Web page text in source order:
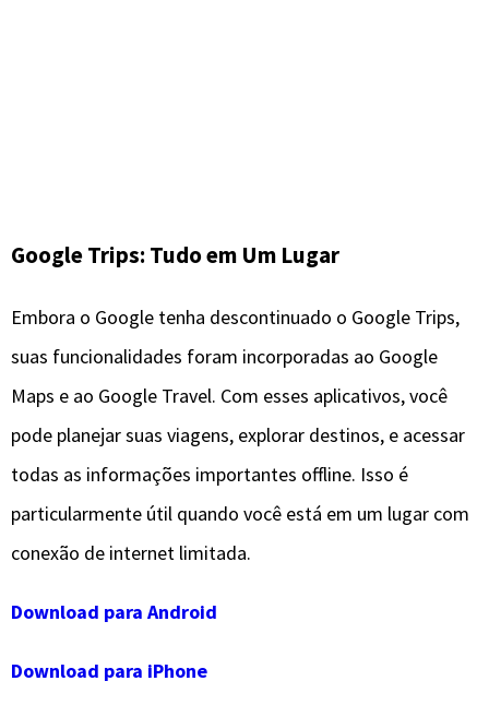
Google Trips: Tudo em Um Lugar
Embora o Google tenha descontinuado o Google Trips,
suas funcionalidades foram incorporadas ao Google
Maps e ao Google Travel. Com esses aplicativos, você
pode planejar suas viagens, explorar destinos, e acessar
todas as informações importantes offline. Isso é
particularmente útil quando você está em um lugar com
conexão de internet limitada.
Download para Android
Download para iPhone